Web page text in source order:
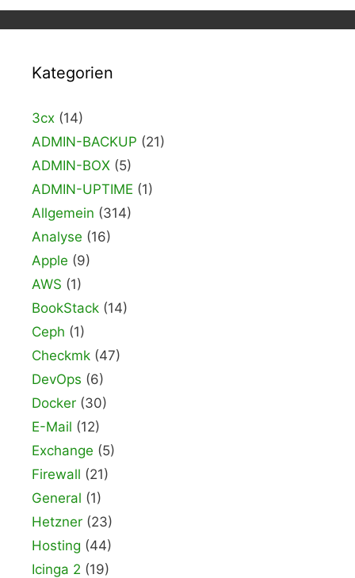
Kategorien
3cx (14)
ADMIN-BACKUP (21)
ADMIN-BOX (5)
ADMIN-UPTIME (1)
Allgemein (314)
Analyse (16)
Apple (9)
AWS (1)
BookStack (14)
Ceph (1)
Checkmk (47)
DevOps (6)
Docker (30)
E-Mail (12)
Exchange (5)
Firewall (21)
General (1)
Hetzner (23)
Hosting (44)
Icinga 2 (19)